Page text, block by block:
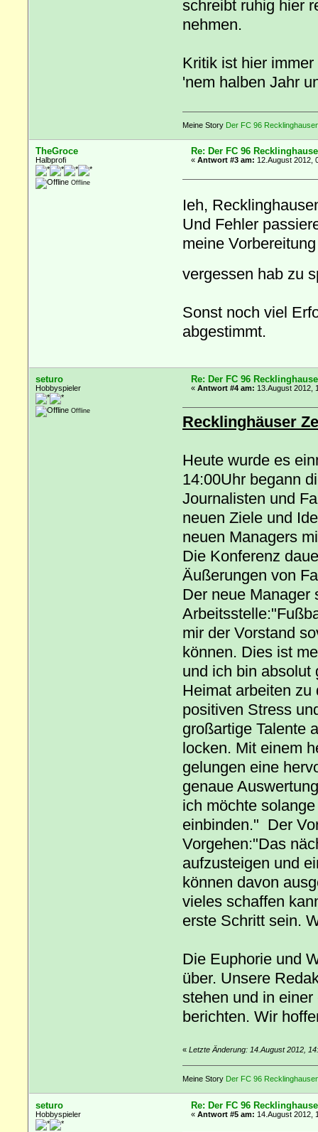
schreibt ruhig hier
nehmen.
Kritik ist hier
'nem halben Jahr
Meine Story Der FC 96
TheGroce
Halbprofi
Offline
Re: Der FC 96
«Antwort #3 am: 12.August 2012,
Ieh,
Und Fehler
meine
vergessen hab zu
Sonst noch viel
abgestimmt.
seturo
Hobbyspieler
Offline
Re: Der FC 96
«Antwort #4 am: 13.August 2012,
Recklinghäuser
Heute wurde es
14:00Uhr begann
Journalisten und
neuen Ziele und
neuen Managers
Die Konferenz
Äußerungen von
Der neue Manager
mir der Vorstand
können. Dies ist
und ich bin absolut
Heimat arbeiten
positiven Stress
großartige Talente
locken. Mit einem
gelungen eine
genaue
ich möchte
einbinden." Der
Vorgehen:"Das
aufzusteigen und
können davon
vieles schaffen
erste Schritt sein.
Die Euphorie und
über. Unsere
stehen und in
berichten. Wir
« Letzte Änderung: 14.August 2012,
Meine Story Der FC 96
seturo
Hobbyspieler
Re: Der FC 96
«Antwort #5 am: 14.August 2012,